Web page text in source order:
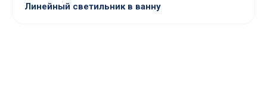
Линейный светильник в ванну